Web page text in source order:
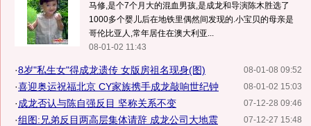
马修,是个7个月大的混血男孩,是成龙和导演陈木胜选了
1000多个婴儿后在地铁里偶然间发现的.小宝贝的母亲是
哥伦比亚人,常年居住在澳大利亚...
08-01-02 11:43
08-01-08 09:52
·8岁"私生女"得成龙遗传 女版房祖名现身(图)
08-01-02 15:03
·喜迎奥运祝福北京 CY家族携手成龙敲响世纪钟
07-12-28 09:46
·成龙否认与陈自强反目 坚称关系不变
07-12-27 15:48
·组图:兄弟反目两高层集体请辞 成龙公司大地震